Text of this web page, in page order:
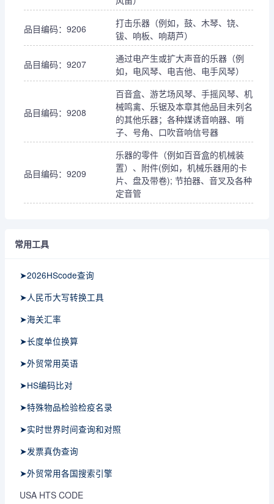
品目编码：9206
打击乐器（例如，鼓、木琴、铙、
钹、响板、响葫芦）
品目编码：9207
通过电产生或扩大声音的乐器（例
如，电风琴、电吉他、电手风琴）
品目编码：9208
百音盒、游艺场风琴、手摇风琴、机
械鸣禽、乐锯及本章其他品目未列名
的其他乐器；各种媒诱音响器、哨
子、号角、口吹音响信号器
品目编码：9209
乐器的零件（例如百音盒的机械装
置）、附件(例如，机械乐器用的卡
片、盘及带卷); 节拍器、音叉及各种
定音管
常用工具
➤2026HScode查询
➤人民币大写转换工具
➤海关汇率
➤长度单位换算
➤外贸常用英语
➤HS编码比对
➤特殊物品检验检疫名录
➤实时世界时间查询和对照
➤发票真伪查询
➤外贸常用各国搜索引擎
USA HTS CODE